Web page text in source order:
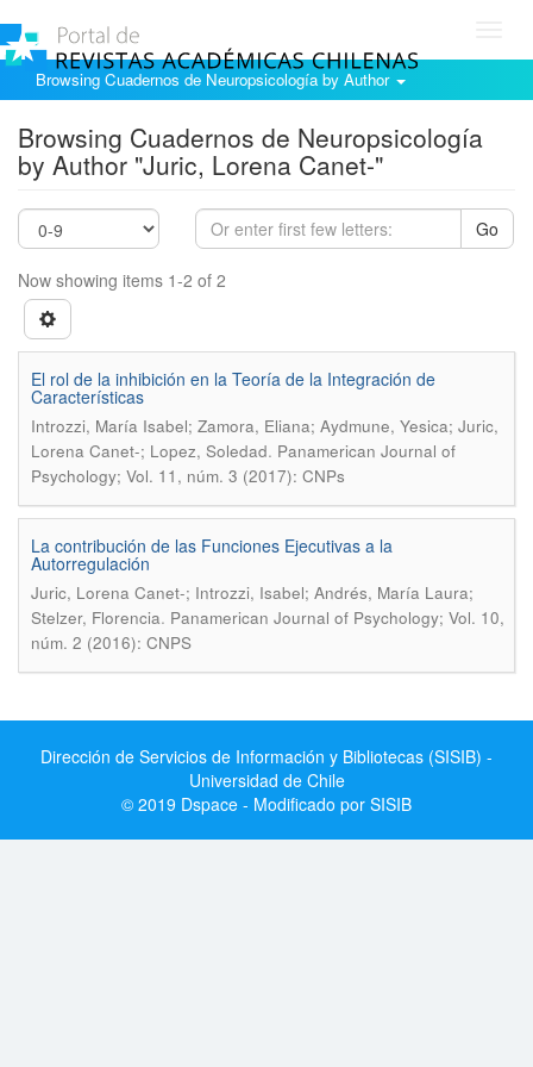
Browsing Cuadernos de Neuropsicología by Author
Browsing Cuadernos de Neuropsicología
by Author "Juric, Lorena Canet-"
Go
Now showing items 1-2 of 2
El rol de la inhibición en la Teoría de la Integración de
Características
Introzzi, María Isabel; Zamora, Eliana; Aydmune, Yesica; Juric,
Lorena Canet-; Lopez, Soledad. Panamerican Journal of
Psychology; Vol. 11, núm. 3 (2017): CNPs
La contribución de las Funciones Ejecutivas a la
Autorregulación
Juric, Lorena Canet-; Introzzi, Isabel; Andrés, María Laura;
Stelzer, Florencia. Panamerican Journal of Psychology; Vol. 10,
núm. 2 (2016): CNPS
Dirección de Servicios de Información y Bibliotecas (SISIB) -
Universidad de Chile
© 2019 Dspace - Modificado por SISIB